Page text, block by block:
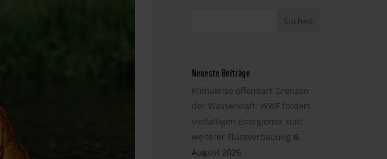
Neueste Beiträge
Klimakrise offenbart Grenzen
der Wasserkraft: WWF fordert
vielfältigen Energiemix statt
weiterer Flussverbauung 6.
August 2026